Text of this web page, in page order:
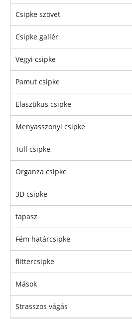
Csipke szövet
Csipke gallér
Vegyi csipke
Pamut csipke
Elasztikus csipke
Menyasszonyi csipke
Tüll csipke
Organza csipke
3D csipke
tapasz
Fém határcsipke
flittercsipke
Mások
Strasszos vágás